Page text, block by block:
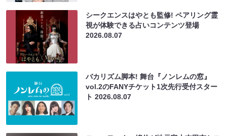
シークエンスはやとも監修! ペアリング霊
視が体験できる占いコンテンツ登場
2026.08.07
バカリズム脚本! 舞台『ノンレムの窓』
vol.2のFANYチケット1次先行受付スター
ト2026.08.07